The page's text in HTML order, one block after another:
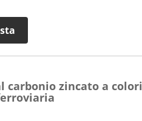
carbonio zincato a colori